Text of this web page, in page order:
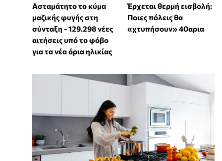
Ασταμάτητο το κύμα
μαζικής φυγής στη
σύνταξη - 129.298 νέες
αιτήσεις υπό το φόβο
για τα νέα όρια ηλικίας
Έρχεται θερμή εισβολή:
Ποιες πόλεις θα
«χτυπήσουν» 40αρια